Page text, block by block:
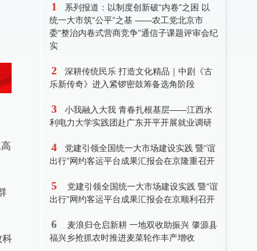
科
1
系列报道：以制度创新破“内卷”之困 以
统一大市筑“公平”之基 ——农工党北京市
委“整治内卷式营商竞争”通信子课题评审会纪
实
2
深耕传统民乐 打造文化精品｜中剧《古
乐新传奇》进入紧锣密鼓筹备选角阶段
3
小我融入大我 青春扎根基层——江西水
利电力大学实践团赴广东开平开展就业调研
4
党建引领全国统一大市场建设实践 暨“谊
出行”网约客运平台成果汇报会在京隆重召开
5
党建引领全国统一大市场建设实践 暨“谊
出行”网约客运平台成果汇报会在京顺利召开
6
麦浪归仓启新耕 一地双收助振兴 肇源县
福兴乡抢抓农时推进麦菜轮作丰产增收